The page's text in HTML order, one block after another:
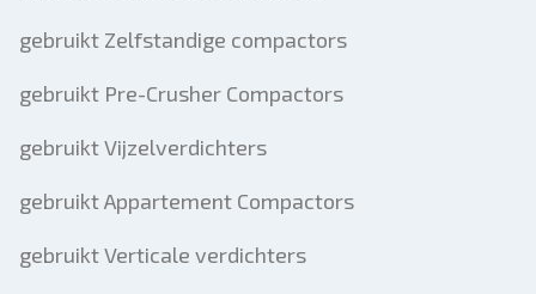
gebruikt Zelfstandige compactors
gebruikt Pre-Crusher Compactors
gebruikt Vijzelverdichters
gebruikt Appartement Compactors
gebruikt Verticale verdichters